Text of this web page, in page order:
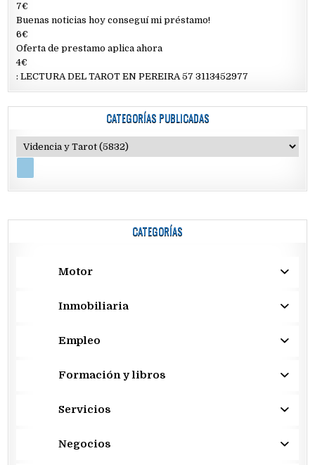
7€
Buenas noticias hoy conseguí mi préstamo!
6€
Oferta de prestamo aplica ahora
4€
: LECTURA DEL TAROT EN PEREIRA 57 3113452977
CATEGORÍAS PUBLICADAS
CATEGORÍAS
Motor
Inmobiliaria
Empleo
Formación y libros
Servicios
Negocios